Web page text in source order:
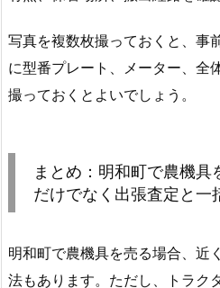
写真を複数枚撮っておくと、事
に型番プレート、メーター、全
撮っておくとよいでしょう。
まとめ：明和町で農機
だけでなく出張査定と一
明和町で農機具を売る場合、近
法もあります。ただし、トラク